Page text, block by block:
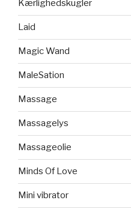
Kærlighedskugler
Laid
Magic Wand
MaleSation
Massage
Massagelys
Massageolie
Minds Of Love
Mini vibrator